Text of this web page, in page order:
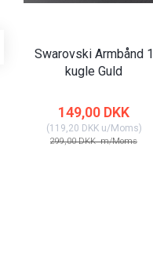
Swarovski Armbånd 1
kugle Guld
149,00 DKK
(119,20 DKKu/Moms)
299,00 DKKm/Moms